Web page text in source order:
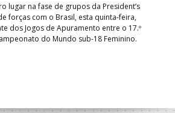
lugar na fase de grupos da President’s
forças com o Brasil, esta quinta-feira,
dos Jogos de Apuramento entre o 17.º
do Mundo sub-18 Feminino.